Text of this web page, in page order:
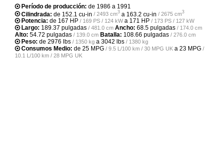
Período de producción: de 1986 a 1991
Cilindrada: de 152.1 cu-in / 2493 cm3 a 163.2 cu-in / 2675 cm3
Potencia: de 167 HP / 169 PS / 124 kWa 171 HP / 173 PS / 127 kW
Largo: 189.37 pulgadas / 481.0 cm Ancho: 68.5 pulgadas / 174.0 cm
Alto: 54.72 pulgadas / 139.0 cm Batalla: 108.66 pulgadas / 276.0 cm
Peso: de 2976 lbs / 1350 kg a 3042 lbs / 1380 kg
Consumos Medio: de 25 MPG / 9.5 L/100 km / 30 MPG UK a 23 MPG /
10.1 L/100 km / 28 MPG UK